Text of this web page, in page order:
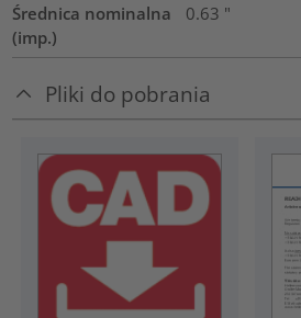
Średnica nominalna
(imp.)
0.63 "
Pliki do pobrania